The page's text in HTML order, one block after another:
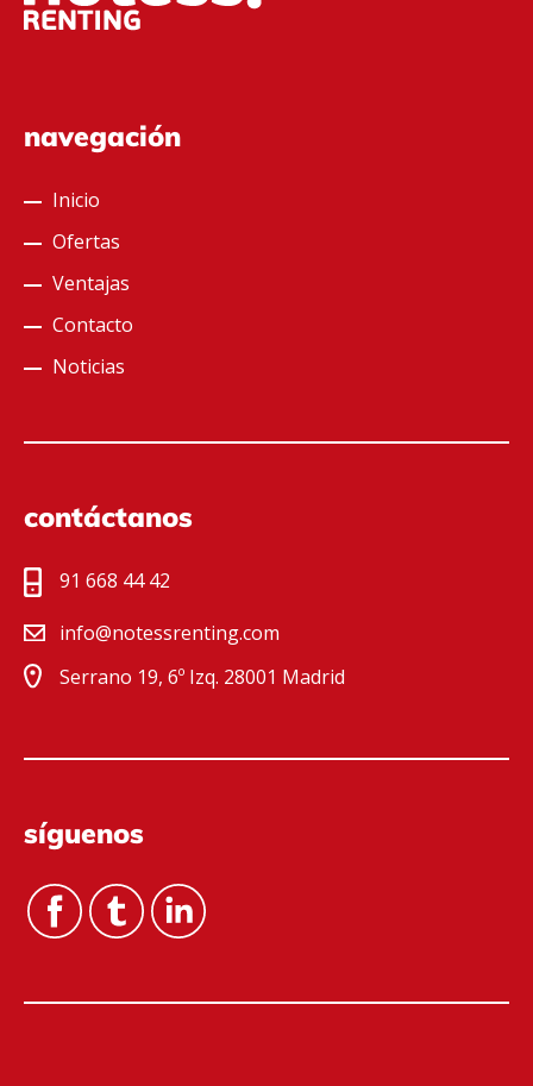
navegación
Inicio
Ofertas
Ventajas
Contacto
Noticias
contáctanos
91 668 44 42
info@notessrenting.com
Serrano 19, 6º Izq. 28001 Madrid
síguenos